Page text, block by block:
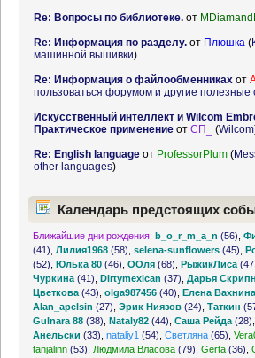
Re: Вопросы по библиотеке.от
Re: Информация по разделу.от Плюшка (
машинной вышивки)
Re: Информация о файлообменникахот
пользоваться форумом и другие полезные
Искусственный интеллект и Wilcom
Практическое применениеот СП_ (Wilcom
Re: English languageот ProfessorPlum(
other languages)
Календарь предстоящих
Ближайшие дни рождения: b_o_r_m_a_n (56) ,
(41) ,Лилия1968 (58) ,selena-sunflowers (45) ,
(52) ,Юлька 80 (46) ,ООля (68) ,РыжикЛиса
Чуркина (41) ,Dirtymexican (37) ,Дарья
Цветкова (43) ,olga987456 (40) ,Елена Вахнина
Alan_apelsin (27) ,Эрик Ниязов (24) ,Таткин
Gulnara 88 (38) ,Nataly82 (44) ,Саша Рейда (28)
Анельски (33) ,nataliy1 (54) ,Светляна (65) ,
tanjalinn (53) Людмила Власова (79) ,Gerta (36) ,